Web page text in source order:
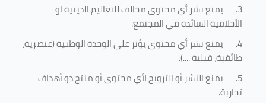
3.
يمنع نشر أي محتوى مخالف للتعاليم الدينية او
الأخلاقية السائدة في المجتمع.
4.
يمنع نشر أي محتوى يؤثر على الوحدة الوطنية (عنصرية،
طائفية، قبلية ....).
5.
يمنع النشر أو الترويج لأي محتوى أو منتج ذو أهداف
تجارية.